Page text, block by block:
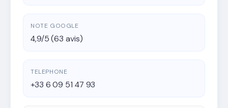
NOTE GOOGLE
4,9/5 (63 avis)
TELEPHONE
+33 6 09 51 47 93